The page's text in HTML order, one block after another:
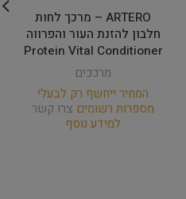
ARTERO – מרכך לחות
חלבון להזנת העור והפרווה
Protein Vital Conditioner
מרככים
המחיר ייחשף רק לבעלי
מספרות רשומים צרו קשר
למידע נוסף